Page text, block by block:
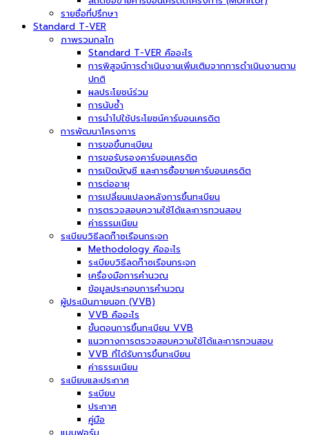
รายชื่อที่ปรึกษา
Standard T-VER
ภาพรวมกลไก
Standard T-VER คืออะไร
การพิสูจน์การดำเนินงานเพิ่มเติมจากการดำเนินงานตาม
ปกติ
ผลประโยชน์ร่วม
การนับซ้ำ
การนำไปใช้ประโยชน์คาร์บอนเครดิต
การพัฒนาโครงการ
การขอขึ้นทะเบียน
การขอรับรองคาร์บอนเครดิต
การเปิดบัญชี และการซื้อขายคาร์บอนเครดิต
การต่ออายุ
การเปลี่ยนแปลงหลังการขึ้นทะเบียน
การตรวจสอบความใช้ได้และการทวนสอบ
ค่าธรรมเนียม
ระเบียบวิธีลดก๊าซเรือนกระจก
Methodology คืออะไร
ระเบียบวิธีลดก๊าซเรือนกระจก
เครื่องมือการคำนวณ
ข้อมูลประกอบการคำนวณ
ผู้ประเมินภายนอก (VVB)
VVB คืออะไร
ขั้นตอนการขึ้นทะเบียน VVB
แนวทางการตรวจสอบความใช้ได้และการทวนสอบ
VVB ที่ได้รับการขึ้นทะเบียน
ค่าธรรมเนียม
ระเบียบและประกาศ
ระเบียบ
ประกาศ
คู่มือ